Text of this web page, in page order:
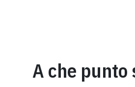
A che punto